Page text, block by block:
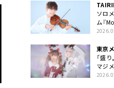
ソロ
ム『
東京
「盛
マジ